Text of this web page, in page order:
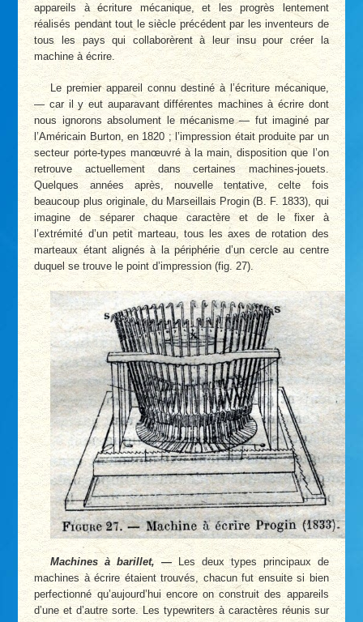
appareils à écriture mécanique, et les progrès lentement
réalisés pendant tout le siècle précédent par les inventeurs de
tous les pays qui collaborèrent à leur insu pour créer la
machine à écrire.
Le premier appareil connu destiné à l’écriture mécanique,
— car il y eut auparavant différentes machines à écrire dont
nous ignorons absolument le mécanisme — fut imaginé par
l’Américain Burton, en 1820 ; l’impression était produite par un
secteur porte-types manœuvré à la main, disposition que l’on
retrouve actuellement dans certaines machines-jouets.
Quelques années après, nouvelle tentative, celte fois
beaucoup plus originale, du Marseillais Progin (B. F. 1833), qui
imagine de séparer chaque caractère et de le fixer à
l’extrémité d’un petit marteau, tous les axes de rotation des
marteaux étant alignés à la périphérie d’un cercle au centre
duquel se trouve le point d’impression (fig. 27).
Machines à barillet, —
Les deux types principaux de
machines à écrire étaient trouvés, chacun fut ensuite si bien
perfectionné qu’aujourd’hui encore on construit des appareils
d’une et d’autre sorte. Les typewriters à caractères réunis sur